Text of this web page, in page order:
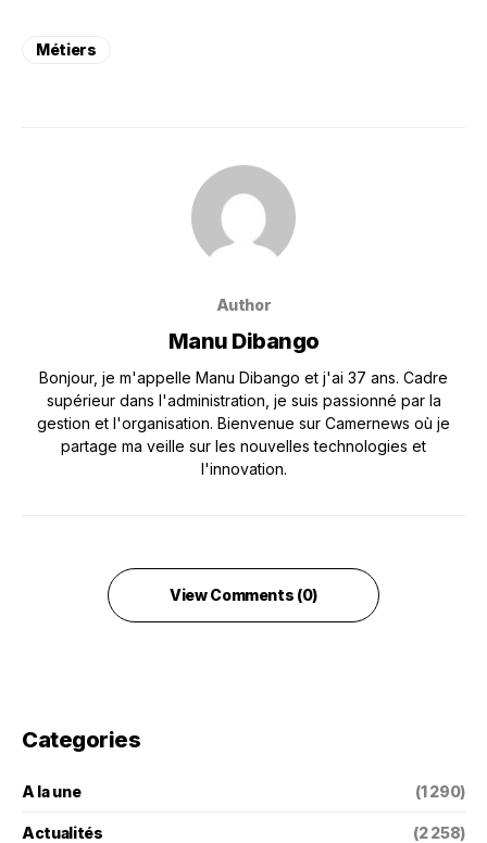
Métiers
Author
Manu Dibango
Bonjour, je m'appelle Manu Dibango et j'ai 37 ans. Cadre
supérieur dans l'administration, je suis passionné par la
gestion et l'organisation. Bienvenue sur Camernews où je
partage ma veille sur les nouvelles technologies et
l'innovation.
View Comments (0)
Categories
A la une (1 290)
Actualités (2 258)